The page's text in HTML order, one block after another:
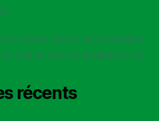
LA SNCF DOIT ACCORDER
TOUS LES CHEMINOT·ES
récents